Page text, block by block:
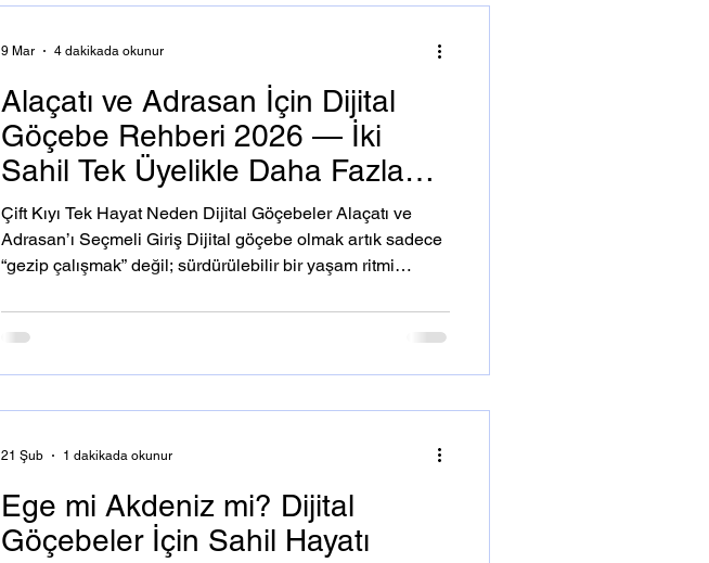
Alaçatı ve Adrasan İçin Dijital
Göçebe Rehberi 2026 — İki
Sahil Tek Üyelikle Daha Fazla
Özgürlük
Çift Kıyı Tek Hayat Neden Dijital Göçebeler Alaçatı ve
Adrasan’ı Seçmeli Giriş Dijital göçebe olmak artık sadece
“gezip çalışmak” değil; sürdürülebilir bir yaşam ritmi
dengelemek demek. Türkiye’nin iki farklı kıyısında yer alan
Alaçatı ve Adrasan , bu yeni yaşam biçimini benimsemek
isteyenler için yalnızca tatil destinasyonları değil; uzun
9 Mar 4 dakikada okunur
Ege mi Akdeniz mi? Dijital
Göçebeler İçin Sahil Hayatı
21 Şub 1 dakikada okunur